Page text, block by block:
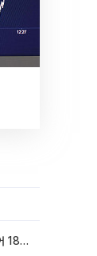
스페이스X 주가 반등에 관련주 ‘껑충’⋯스피어 18%ㆍ에이치브이엠 12%↑